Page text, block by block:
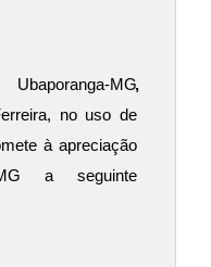
MG,
no uso de
à apreciação
a seguinte